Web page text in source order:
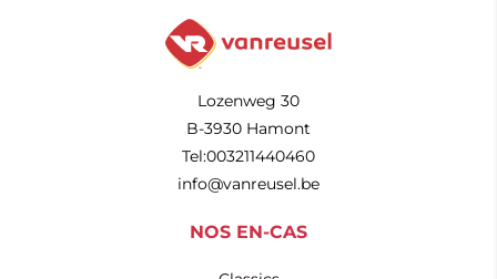
Lozenweg 30
B-3930 Hamont
Tel:003211440460
info@vanreusel.be
NOS EN-CAS